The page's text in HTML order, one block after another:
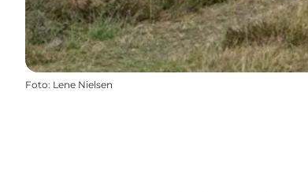
Foto: Lene Nielsen